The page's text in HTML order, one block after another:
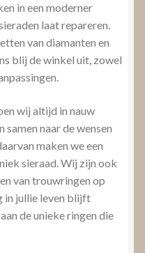
in een moderner
laat repareren.
van diamanten en
blij de winkel uit, zowel
wij altijd in nauw
naar de wensen
maken we een
sieraad. Wij zijn ook
van trouwringen op
in jullie leven blijft
de unieke ringen die